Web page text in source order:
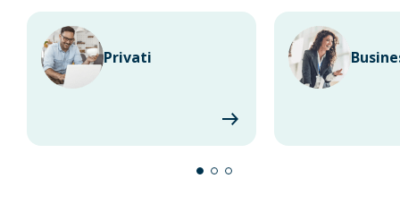
Privati